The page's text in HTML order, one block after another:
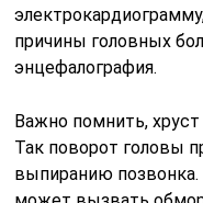
причины головных
энцефалография.
Важно помнить,
Так поворот головы
выпиранию